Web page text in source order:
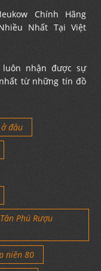
Chính Hãng
Nhất Tại Việt
luôn nhận được sự
từ những tín đồ
đâu
Phú Rượu
niên 80